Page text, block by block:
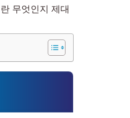
무엇인지 제대